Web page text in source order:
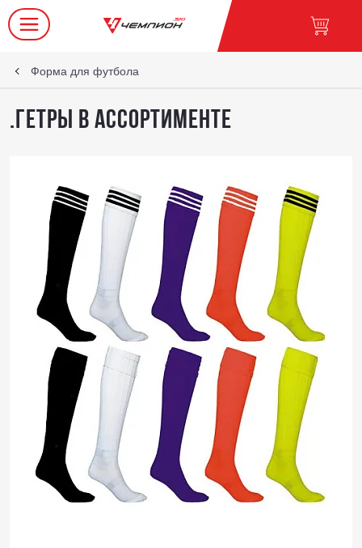
Форма для футбола
.Гетры в ассортименте